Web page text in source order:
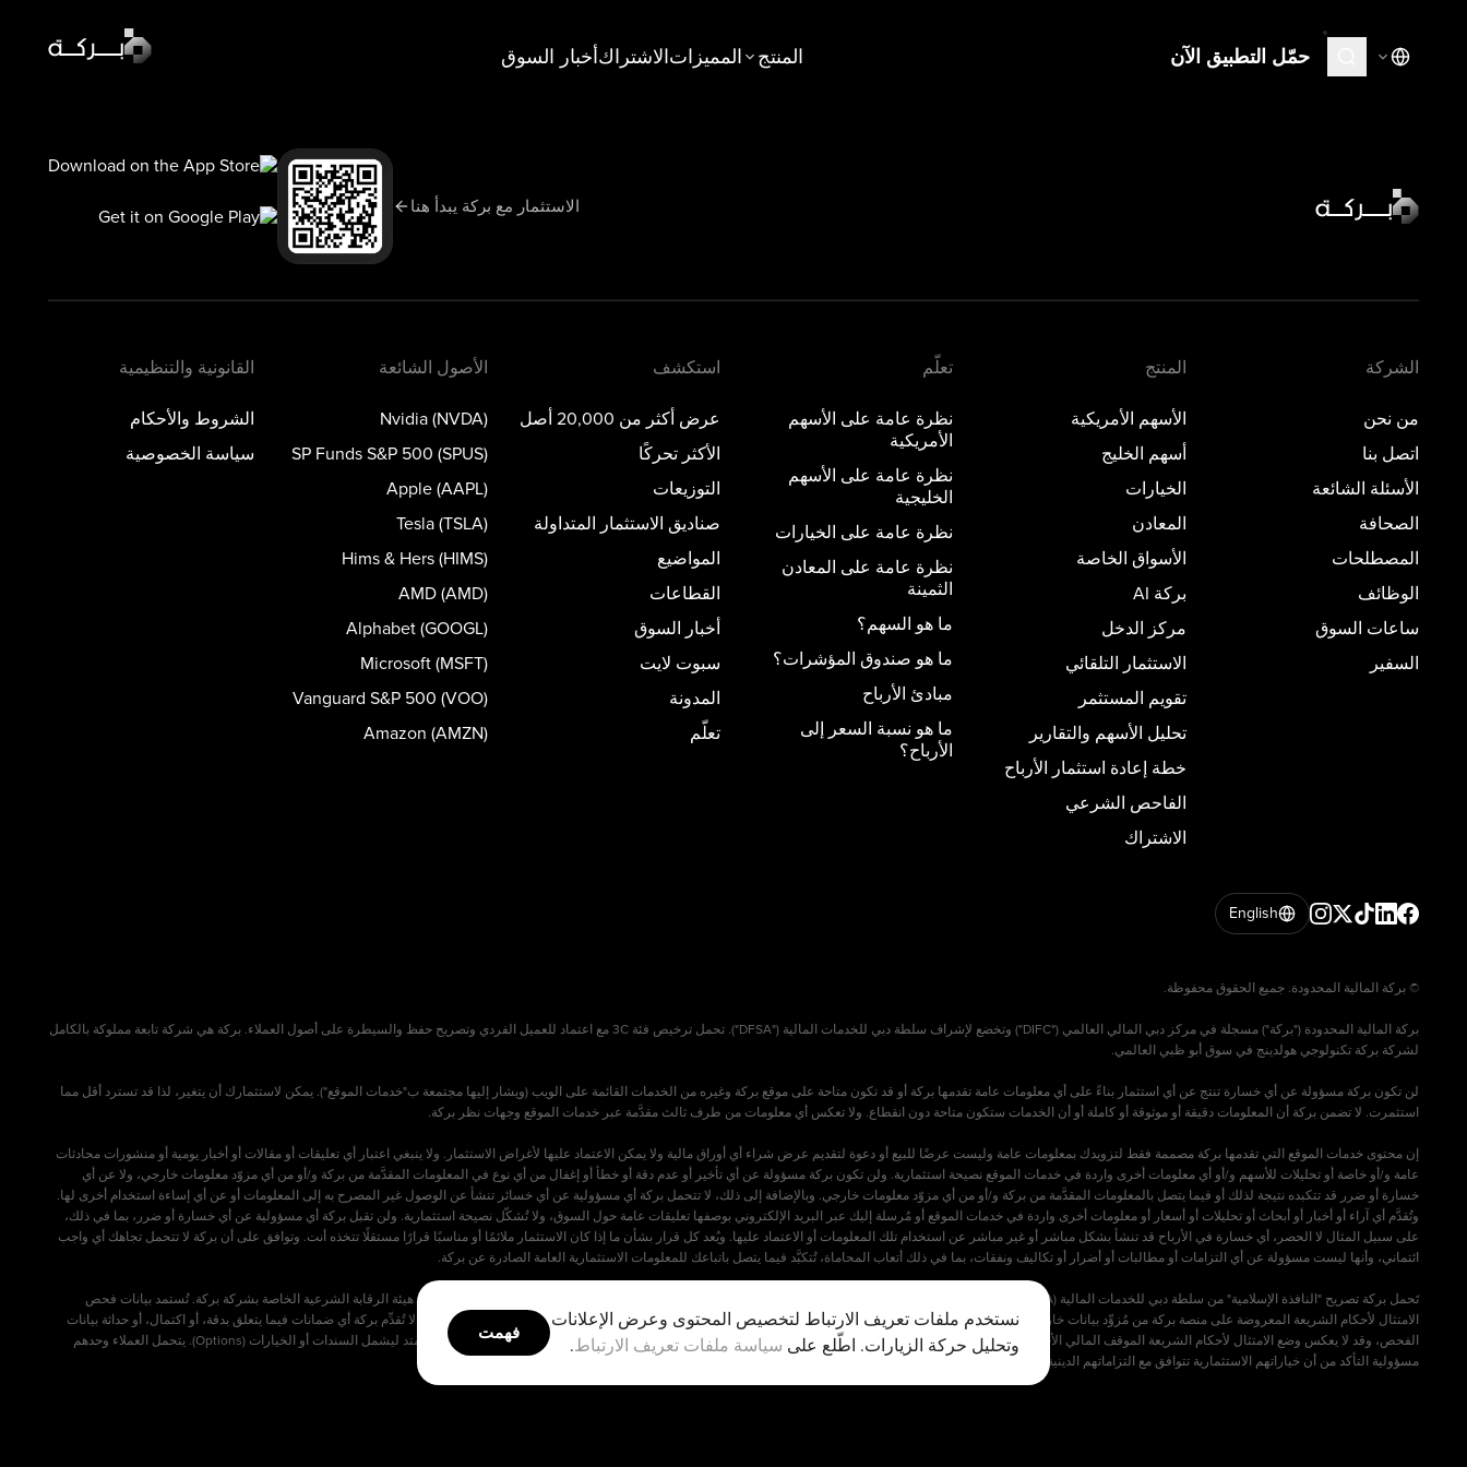
المنتج المميزاتالاشتراكأخبار السوق
السوق اليوم
سبوت لايت
تعلّم
المدونة
حمّل التطبيق الآن
الاستثمار مع بركة يبدأ هنا
الشركة
من نحن
اتصل بنا
الأسئلة الشائعة
الصحافة
المصطلحات
الوظائف
ساعات السوق
السفير
المنتج
الأسهم الأمريكية
أسهم الخليج
الخيارات
المعادن
الأسواق الخاصة
بركة AI
مركز الدخل
الاستثمار التلقائي
تقويم المستثمر
تحليل الأسهم والتقارير
خطة إعادة استثمار الأرباح
الفاحص الشرعي
الاشتراك
تعلّم
نظرة عامة على الأسهم
الأمريكية
نظرة عامة على الأسهم
الخليجية
نظرة عامة على الخيارات
نظرة عامة على المعادن
الثمينة
ما هو السهم؟
ما هو صندوق المؤشرات؟
مبادئ الأرباح
ما هو نسبة السعر إلى
الأرباح؟
استكشف
عرض أكثر من 20,000 أصل
الأكثر تحركًا
التوزيعات
صناديق الاستثمار المتداولة
المواضيع
القطاعات
أخبار السوق
سبوت لايت
المدونة
تعلّم
الأصول الشائعة
Nvidia (NVDA)
SP Funds S&P 500 (SPUS)
Apple (AAPL)
Tesla (TSLA)
Hims & Hers (HIMS)
AMD (AMD)
Alphabet (GOOGL)
Microsoft (MSFT)
Vanguard S&P 500 (VOO)
Amazon (AMZN)
القانونية والتنظيمية
الشروط والأحكام
سياسة الخصوصية
English
بركة المالية المحدودة ("بركة") مسجلة في مركز دبي المالي العالمي ("DIFC") وتخضع لإشراف سلطة دبي للخدمات المالية ("DFSA"). تحمل ترخيص فئة 3C مع اعتماد للعميل الفردي وتصريح حفظ والسيطرة على أصول العملاء. بركة هي شركة تابعة مملوكة بالكامل
لن تكون بركة مسؤولة عن أي خسارة تنتج عن أي استثمار بناءً على أي معلومات عامة تقدمها بركة أو قد تكون متاحة على موقع بركة وغيره من الخدمات القائمة على الويب (ويشار إليها مجتمعة ب"خدمات الموقع"). يمكن لاستثمارك أن يتغير، لذا قد تسترد أقل مما
إن محتوى خدمات الموقع التي تقدمها بركة مصممة فقط لتزويدك بمعلومات عامة وليست عرضًا للبيع أو دعوة لتقديم عرض شراء أي أوراق مالية ولا يمكن الاعتماد عليها لأغراض الاستثمار. ولا ينبغي اعتبار أي تعليقات أو مقالات أو أخبار يومية أو منشورات محادثات
عامة و/أو خاصة أو تحليلات للأسهم و/أو أي معلومات أخرى واردة في خدمات الموقع نصيحة استثمارية. ولن تكون بركة مسؤولة عن أي تأخير أو عدم دقة أو خطأ أو إغفال من أي نوع في المعلومات المقدَّمة من بركة و/أو من أي مزوّد معلومات خارجي، ولا عن أي
خسارة أو ضرر قد تتكبده نتيجة لذلك أو فيما يتصل بالمعلومات المقدَّمة من بركة و/أو من أي مزوّد معلومات خارجي. وبالإضافة إلى ذلك، لا تتحمل بركة أي مسؤولية عن أي خسائر تنشأ عن الوصول غير المصرح به إلى المعلومات أو عن أي إساءة استخدام أخرى لها.
وتُقدَّم أي آراء أو أخبار أو أبحاث أو تحليلات أو أسعار أو معلومات أخرى واردة في خدمات الموقع أو مُرسلة إليك عبر البريد الإلكتروني بوصفها تعليقات عامة حول السوق، ولا تُشكّل نصيحة استثمارية. ولن تقبل بركة أي مسؤولية عن أي خسارة أو ضرر، بما في ذلك،
على سبيل المثال لا الحصر، أي خسارة في الأرباح قد تنشأ بشكل مباشر أو غير مباشر عن استخدام تلك المعلومات أو الاعتماد عليها. ويُعد كل قرار بشأن ما إذا كان الاستثمار ملائمًا أو مناسبًا قرارًا مستقلًا تتخذه أنت. وتوافق على أن بركة لا تتحمل تجاهك أي واجب
تَحمل بركة تصريح "النافذة الإسلامية" من سلطة دبي للخدمات المالية (DFSA)، وتُقدِّم خدمات متوافقة مع الشريعة الإسلامية للعملاء المؤهلين من خلال نافذتها الإسلامية، والتي تعمل تحت إشراف هيئة الرقابة الشرعية الخاصة بشركة بركة. تُستمد بيانات فحص
الامتثال لأحكام الشريعة المعروضة على منصة بركة من مُزوِّد بيانات خارجي (طرف ثالث)، وتُقَدَّم لأغراض مرجعية فقط. ولا تُشَكِّل هذه البيانات فتوى، أو حكماً شرعياً، أو استشارة دينية شخصية. لا تُقدِّم بركة أي ضمانات فيما يتعلق بدقة، أو اكتمال، أو حداثة بيانات
الفحص، وقد لا يعكس وضع الامتثال لأحكام الشريعة الموقف المالي الأحدث للشركة. ينطبق فحص الامتثال لأحكام الشريعة على الأسهم الفردية وصناديق الاستثمار المتداولة (ETFs) فقط، ولا يمتد ليشمل السندات أو الخيارات (Options). يتحمل العملاء وحدهم
مسؤولية التأكد من أن خياراتهم الاستثمارية تتوافق مع التزاماتهم الدينية الشخصية. ويجب على من يسعون للحصول على حكم شرعي خاص بهم استشارة عالم شرعي مؤهل.
نستخدم ملفات تعريف الارتباط لتخصيص المحتوى وعرض الإعلانات
وتحليل حركة الزيارات. اطّلع على سياسة ملفات تعريف الارتباط.
فهمت